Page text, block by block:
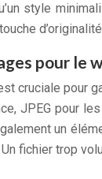
style
pour le
cruciale pour
JPEG pour
un
fichier trop